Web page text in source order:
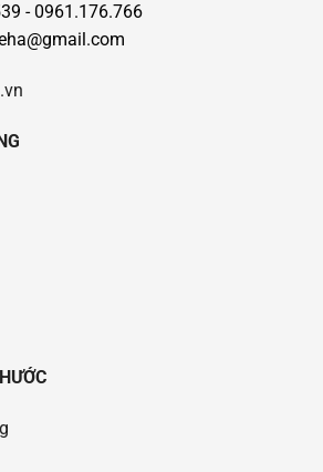
- 0961.176.766